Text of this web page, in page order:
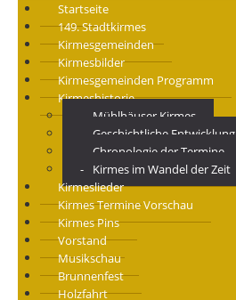
Startseite
149. Stadtkirmes
Kirmesgemeinden
Kirmesbilder
Kirmesgemeinden Programm
Kirmeshistorie
Mühlhäuser Kirmes
Geschichtliche Entwicklung
Chronologie der Termine
Kirmes im Wandel der Zeit
Kirmeslieder
Kirmes Termine Vorschau
Kirmes Pins
Vorstand
Musikschau
Brunnenfest
Holzfahrt